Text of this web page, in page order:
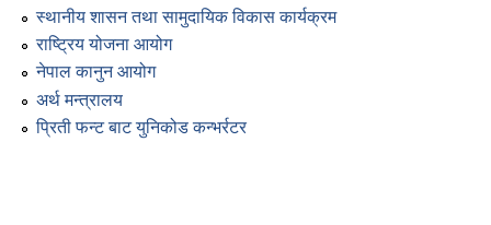
स्थानीय शासन तथा सामुदायिक विकास कार्यक्रम
राष्ट्रिय योजना आयोग
नेपाल कानुन आयोग
अर्थ मन्त्रालय
प्रिती फन्ट बाट युनिकोड कन्भर्रटर